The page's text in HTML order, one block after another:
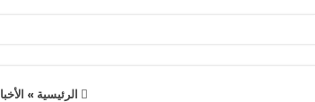
ساعدنا في إيقاف الحرب وأنت قادر على ذلك.. الثلاثاء 31 مارس 2026.. الأزهر: قانون إعدام الأسرى الفلسطينيين يكشف انهيار القانون
الرئيسية »